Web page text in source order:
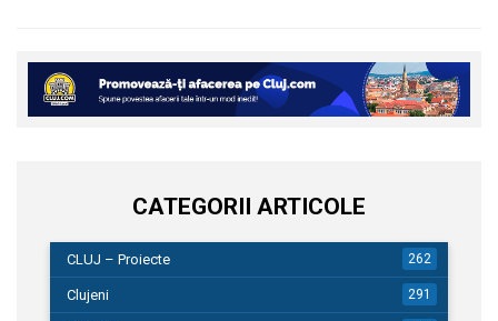
CATEGORII ARTICOLE
CLUJ – Proiecte 262
Clujeni 291